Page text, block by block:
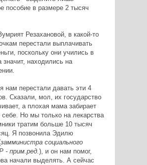
пособие в размере 2 тысяч
Резахановой, в какой-то
перестали выплачивать
поскольку они учились в
значит, находились на
нам перестали давать эти 4
Сказали, мол, их государство
а плохая мама забирает
себе. Но мы только на лекарства
тратим больше 10 тысяч
Я позвонила Эдилю
замминистра социального
- прим.ред.), и он нам помог,
начали выделять. А сейчас